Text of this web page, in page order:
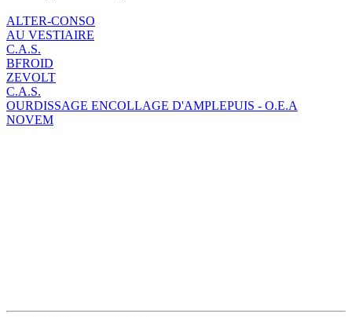
ALTER-CONSO
AU VESTIAIRE
C.A.S.
BFROID
ZEVOLT
C.A.S.
OURDISSAGE ENCOLLAGE D'AMPLEPUIS - O.E.A
NOVEM